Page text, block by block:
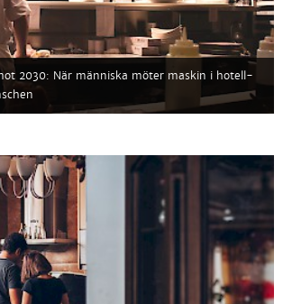
2030: När människa möter maskin i hotell-